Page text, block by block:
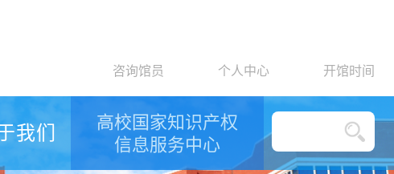
咨询馆员 个人中心 开馆时间
我们
高校国家知识产权
信息服务中心